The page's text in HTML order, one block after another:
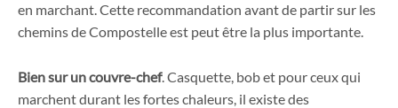
en marchant. Cette recommandation avant de partir sur les
chemins de Compostelle est peut être la plus importante.
Bien sur un couvre-chef. Casquette, bob et pour ceux qui
marchent durant les fortes chaleurs, il existe des